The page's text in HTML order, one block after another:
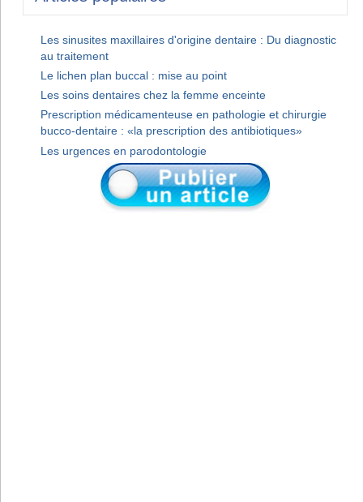
Les sinusites maxillaires d'origine dentaire : Du diagnostic
au traitement
Le lichen plan buccal : mise au point
Les soins dentaires chez la femme enceinte
Prescription médicamenteuse en pathologie et chirurgie
bucco-dentaire : «la prescription des antibiotiques»
Les urgences en parodontologie